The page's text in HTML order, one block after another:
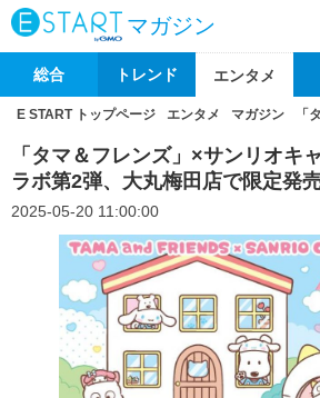
マガジン
総合 トレンド エンタメ
E START トップページ エンタメ マガジン 「
「タマ＆フレンズ」×サンリオキ
ラボ第2弾、大丸梅田店で限定発
2025-05-20 11:00:00